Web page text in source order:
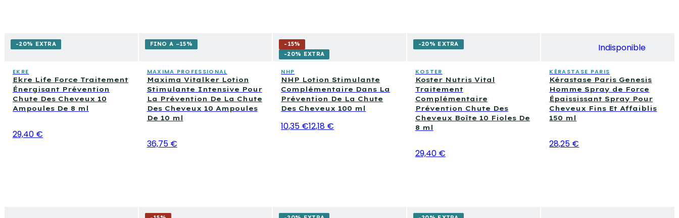
-20% EXTRA
EKRE
Ekre Life Force Traitement
Énergisant Prévention
Chute Des Cheveux 10
Ampoules De 8 ml
29,40 €
FINO A −15%
MAXIMA PROFESSIONAL
Maxima Vitalker Lotion
Stimulante Intensive Pour
La Prévention De La Chute
Des Cheveux 10 Ampoules
De 10 ml
36,75 €
- 15%
-20% EXTRA
NHP
NHP Lotion Stimulante
Complémentaire Dans La
Prévention De La Chute
Des Cheveux 100 ml
10,35 €12,18 €
-20% EXTRA
KOSTER
Koster Nutris Vital
Traitement
Complémentaire
Prévention Chute Des
Cheveux Boîte 10 Fioles De
8 ml
29,40 €
Indisponible
KÉRASTASE PARIS
Kérastase Paris Genesis
Homme Spray de Force
Épaississant Spray Pour
Cheveux Fins Et Affaiblis
150 ml
28,25 €